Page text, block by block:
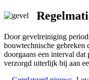
Door gevelreiniging
bouwtechnische gebreken
doorgaans een interval
verzorgd uiterlijk bij aan